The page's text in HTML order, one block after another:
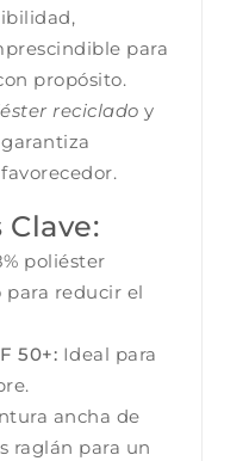
para
propósito.
reciclado y
poliéster
para reducir el
50+: Ideal para
ancha de
raglán para un